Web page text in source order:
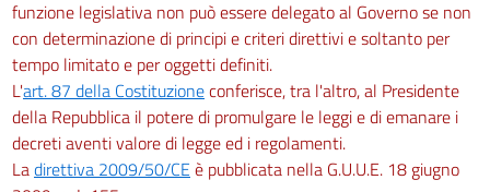
funzione legislativa non può essere delegato al Governo se non
con determinazione di principi e criteri direttivi e soltanto per
tempo limitato e per oggetti definiti.
L'art. 87 della Costituzioneconferisce, tra l'altro, al Presidente
della Repubblica il potere di promulgare le leggi e di emanare i
decreti aventi valore di legge ed i regolamenti.
Ladirettiva 2009/50/CE è pubblicata nella G.U.U.E. 18 giugno